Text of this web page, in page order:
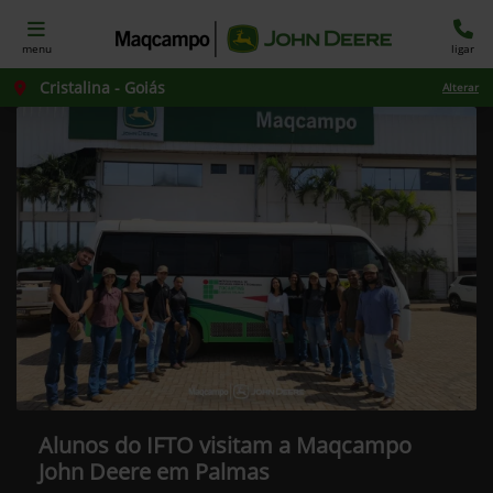
menu ligar
Cristalina - Goiás Alterar
Alunos do IFTO visitam a Maqcampo
John Deere em Palmas